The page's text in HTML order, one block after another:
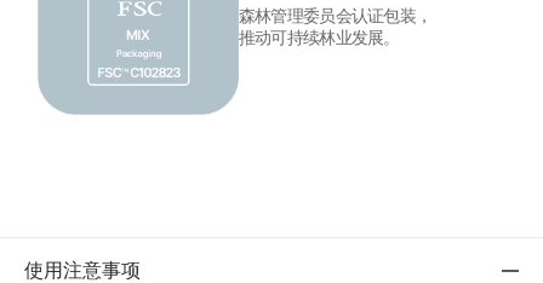
森林管理委员会认证包装，
推动可持续林业发展。
使用注意事项
使用注意事项